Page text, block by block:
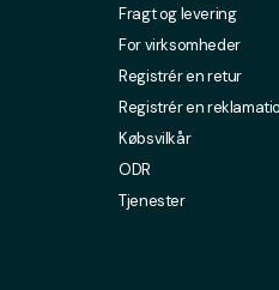
Fragt og levering
For virksomheder
Registrér en retur
Registrér en
Købsvilkår
ODR
Tjenester